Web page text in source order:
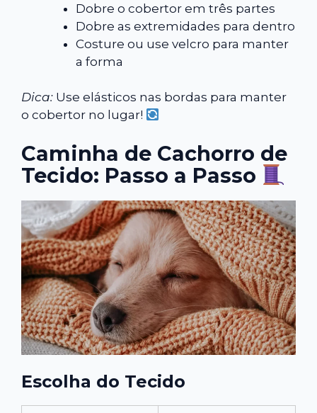
Dobre o cobertor em três partes
Dobre as extremidades para dentro
Costure ou use velcro para manter
a forma
Dica: Use elásticos nas bordas para manter
o cobertor no lugar!
Caminha de Cachorro de
Tecido: Passo a Passo
Escolha do Tecido